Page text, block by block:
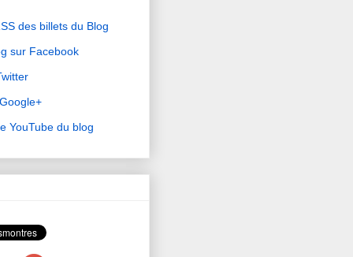
des billets du Blog
sur Facebook
YouTube du blog